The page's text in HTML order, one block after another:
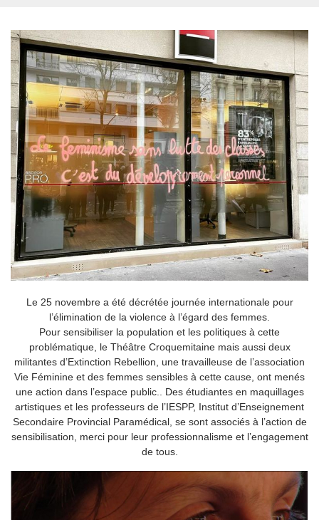
Le 25 novembre a été décrétée journée internationale pour
l’élimination de la violence à l’égard des femmes.
Pour sensibiliser la population et les politiques à cette
problématique, le Théâtre Croquemitaine mais aussi deux
militantes d’Extinction Rebellion, une travailleuse de l’association
Vie Féminine et des femmes sensibles à cette cause, ont menés
une action dans l’espace public.. Des étudiantes en maquillages
artistiques et les professeurs de l’IESPP, Institut d’Enseignement
Secondaire Provincial Paramédical, se sont associés à l’action de
sensibilisation, merci pour leur professionnalisme et l’engagement
de tous.